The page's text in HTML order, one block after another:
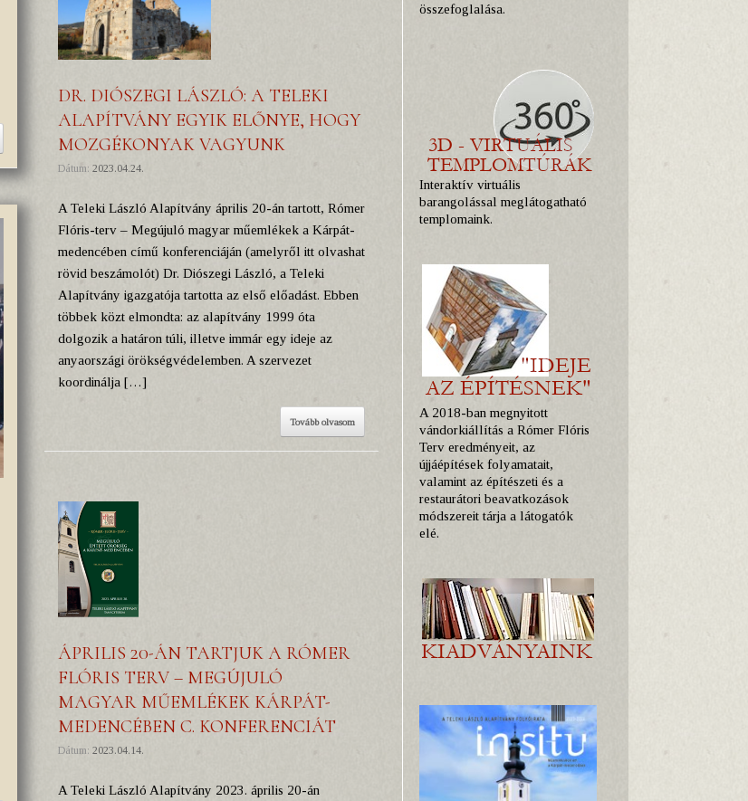
DR. DIÓSZEGI LÁSZLÓ: A TELEKI
ALAPÍTVÁNY EGYIK ELŐNYE, HOGY
MOZGÉKONYAK VAGYUNK
Dátum: 2023.04.24.
A Teleki László Alapítvány április 20-án tartott, Rómer
Flóris-terv – Megújuló magyar műemlékek a Kárpát-
medencében című konferenciáján (amelyről itt olvashat
rövid beszámolót) Dr. Diószegi László, a Teleki
Alapítvány igazgatója tartotta az első előadást. Ebben
többek közt elmondta: az alapítvány 1999 óta
dolgozik a határon túli, illetve immár egy ideje az
anyaországi örökségvédelemben. A szervezet
koordinálja […]
Tovább olvasom
ÁPRILIS 20-ÁN TARTJUK A RÓMER
FLÓRIS TERV – MEGÚJULÓ
MAGYAR MŰEMLÉKEK KÁRPÁT-
MEDENCÉBEN C. KONFERENCIÁT
Dátum: 2023.04.14.
A Teleki László Alapítvány 2023. április 20-án
összefoglalása.
Interaktív virtuális
barangolással meglátogatható
templomaink.
A 2018-ban megnyitott
vándorkiállítás a Rómer Flóris
Terv eredményeit, az
újjáépítések folyamatait,
valamint az építészeti és a
restaurátori beavatkozások
módszereit tárja a látogatók
elé.